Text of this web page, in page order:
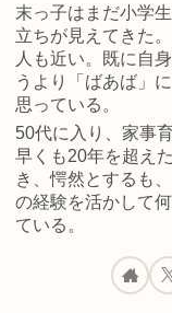
末っ子はまだ小学
立ちが見えてきた
人も近い。既に自
うより「ばあば」
思っている。
50代に入り、家事
早くも20年を超え
き、愕然とするも
の経験を活かして
ている。